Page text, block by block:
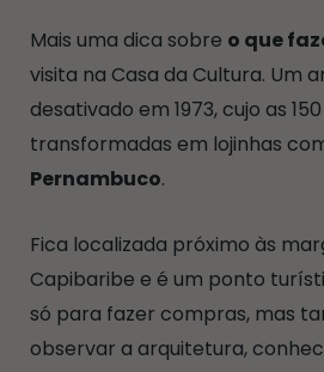
Mais uma dica sobre o que
visita na Casa da Cultura. Um
desativado em 1973, cujo as
transformadas em lojinhas
Pernambuco.
Fica localizada próximo às
Capibaribe e é um ponto
só para fazer compras, mas
observar a arquitetura,